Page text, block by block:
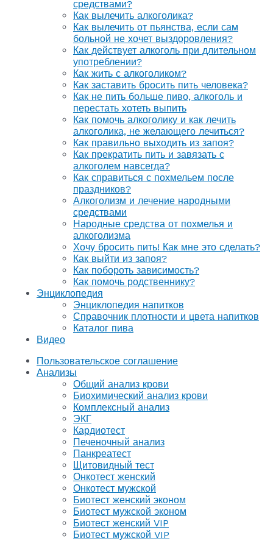
средствами?
Как вылечить алкоголика?
Как вылечить от пьянства, если сам
больной не хочет выздоровления?
Как действует алкоголь при длительном
употреблении?
Как жить с алкоголиком?
Как заставить бросить пить человека?
Как не пить больше пиво, алкоголь и
перестать хотеть выпить
Как помочь алкоголику и как лечить
алкоголика, не желающего лечиться?
Как правильно выходить из запоя?
Как прекратить пить и завязать с
алкоголем навсегда?
Как справиться с похмельем после
праздников?
Алкоголизм и лечение народными
средствами
Народные средства от похмелья и
алкоголизма
Хочу бросить пить! Как мне это сделать?
Как выйти из запоя?
Как побороть зависимость?
Как помочь родственнику?
Энциклопедия
Энциклопедия напитков
Справочник плотности и цвета напитков
Каталог пива
Видео
Пользовательское соглашение
Анализы
Общий анализ крови
Биохимический анализ крови
Комплексный анализ
ЭКГ
Кардиотест
Печеночный анализ
Панкреатест
Щитовидный тест
Онкотест женский
Онкотест мужской
Биотест женский эконом
Биотест мужской эконом
Биотест женский VIP
Биотест мужской VIP